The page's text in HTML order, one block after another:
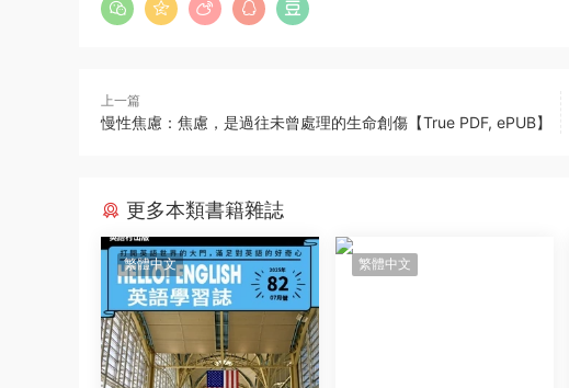
上一篇
慢性焦慮：焦慮，是過往未曾處理的生命創傷【True PDF, ePUB】
更多本類書籍雜誌
繁體中文 繁體中文